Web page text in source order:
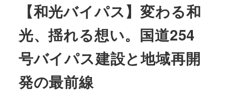
【和光バイパス】変わる和
光、揺れる想い。国道254
号バイパス建設と地域再開
発の最前線